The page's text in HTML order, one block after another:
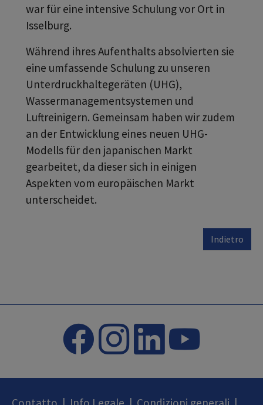
war für eine intensive Schulung vor Ort in
Isselburg.
Während ihres Aufenthalts absolvierten sie
eine umfassende Schulung zu unseren
Unterdruckhaltegeräten (UHG),
Wassermanagementsystemen und
Luftreinigern. Gemeinsam haben wir zudem
an der Entwicklung eines neuen UHG-
Modells für den japanischen Markt
gearbeitet, da dieser sich in einigen
Aspekten vom europäischen Markt
unterscheidet.
Indietro